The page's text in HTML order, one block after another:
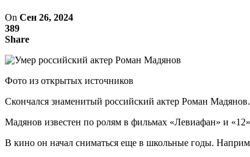
On Сен 26, 2024
389
Share
Фото из открытых источников
Скончался знаменитый российский актер Роман
Мадянов известен по ролям в фильмах «Левиафан» и
В кино он начал сниматься еще в школьные годы.